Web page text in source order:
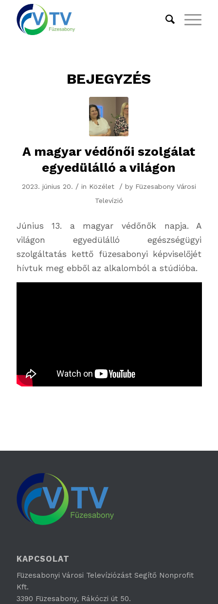
BEJEGYZÉS
A magyar védőnői szolgálat
egyedülálló a világon
2023. június 20. / in Közélet / by Füzesabony Városi
Televízió
Június 13. a magyar védőnők napja. A
világon egyedülálló egészségügyi
szolgáltatás kettő füzesabonyi képviselőjét
hívtuk meg ebből az alkalomból a stúdióba.
KAPCSOLAT
Füzesabonyi Városi Televíziózást Segítő Nonprofit
Kft.
3390 Füzesabony, Rákóczi út 50.